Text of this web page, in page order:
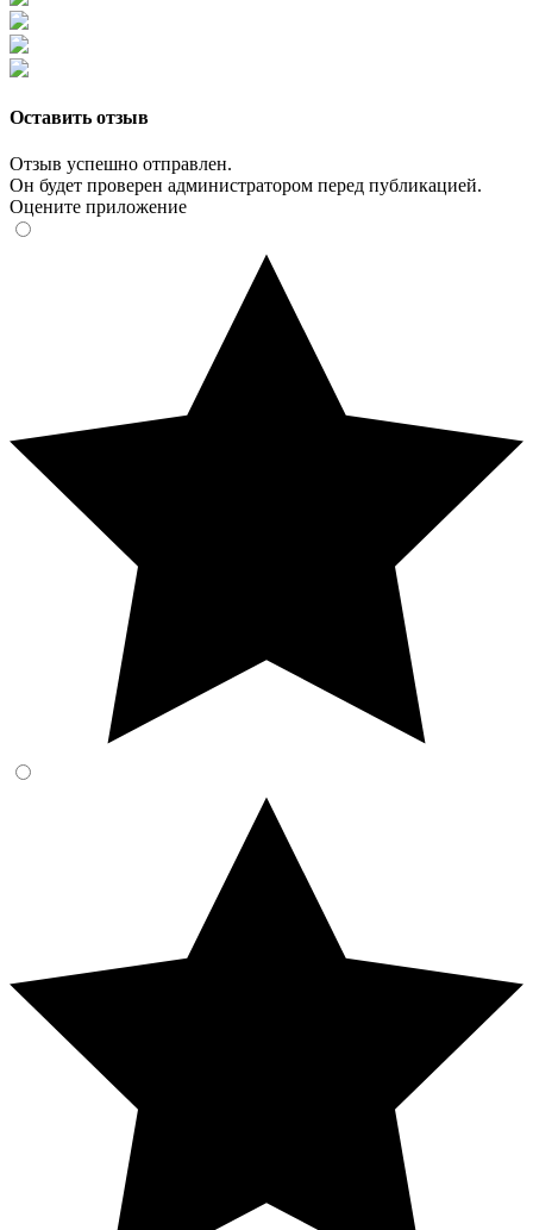
Оставить отзыв
Отзыв успешно отправлен.
Он будет проверен администратором перед публикацией.
Оцените приложение